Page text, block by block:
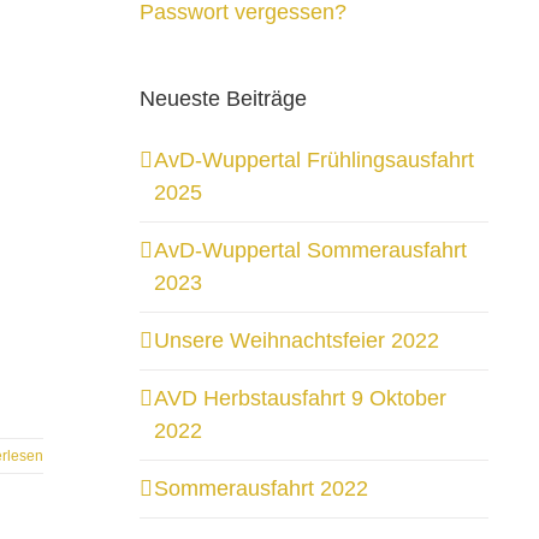
Passwort vergessen?
Neueste Beiträge
AvD-Wuppertal Frühlingsausfahrt
2025
AvD-Wuppertal Sommerausfahrt
2023
Unsere Weihnachtsfeier 2022
AVD Herbstausfahrt 9 Oktober
2022
Sommerausfahrt 2022